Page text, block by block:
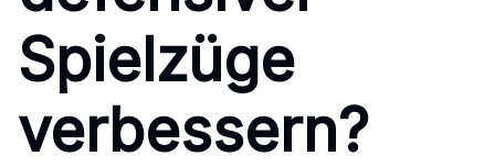
Spielzüge
verbessern?